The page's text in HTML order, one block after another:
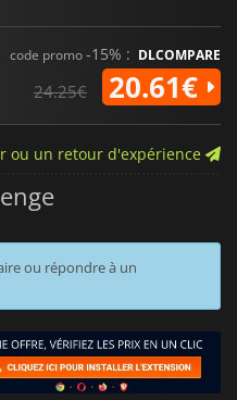
code promo-15% : DLCOMPARE
24.25€ 20.61€
ou un retour d'expérience
ou répondre à un